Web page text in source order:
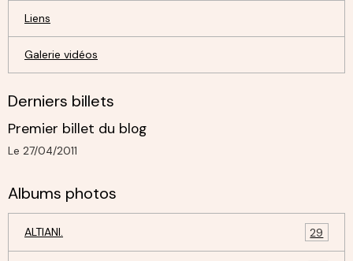
Liens
Galerie vidéos
Derniers billets
Premier billet du blog
Le 27/04/2011
Albums photos
ALTIANI. 29